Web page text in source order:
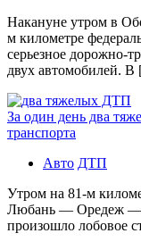
Накануне утром в
м километре
серьезное дорожно-
двух автомобилей.
За один день два
транспорта
Авто ДТП
Утром на 81-м
Любань — Оредеж —
произошло лобовое